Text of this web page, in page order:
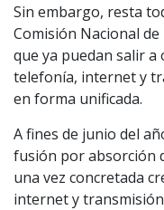
Sin embargo, resta
Comisión Nacional
que ya puedan salir
telefonía, internet y
en forma unificada.
A fines de junio del
fusión por absorción
una vez concretada
internet y